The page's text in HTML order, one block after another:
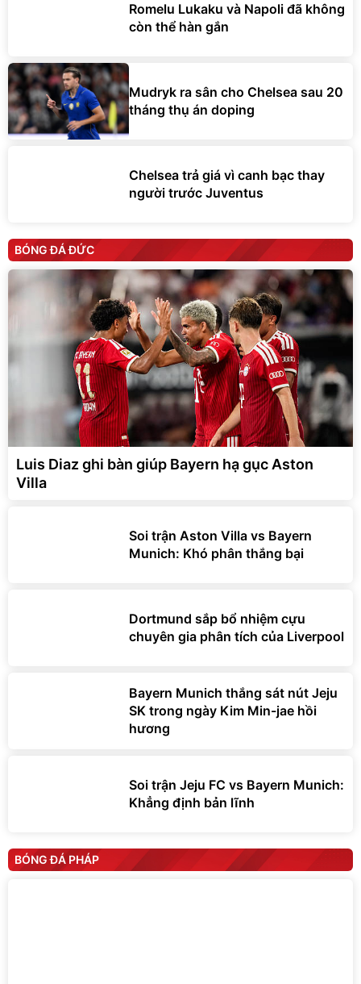
Romelu Lukaku và Napoli đã không
còn thể hàn gắn
Mudryk ra sân cho Chelsea sau 20
tháng thụ án doping
Chelsea trả giá vì canh bạc thay
người trước Juventus
BÓNG ĐÁ ĐỨC
Luis Diaz ghi bàn giúp Bayern hạ gục Aston
Villa
Soi trận Aston Villa vs Bayern
Munich: Khó phân thắng bại
Dortmund sắp bổ nhiệm cựu
chuyên gia phân tích của Liverpool
Bayern Munich thắng sát nút Jeju
SK trong ngày Kim Min-jae hồi
hương
Soi trận Jeju FC vs Bayern Munich:
Khẳng định bản lĩnh
BÓNG ĐÁ PHÁP